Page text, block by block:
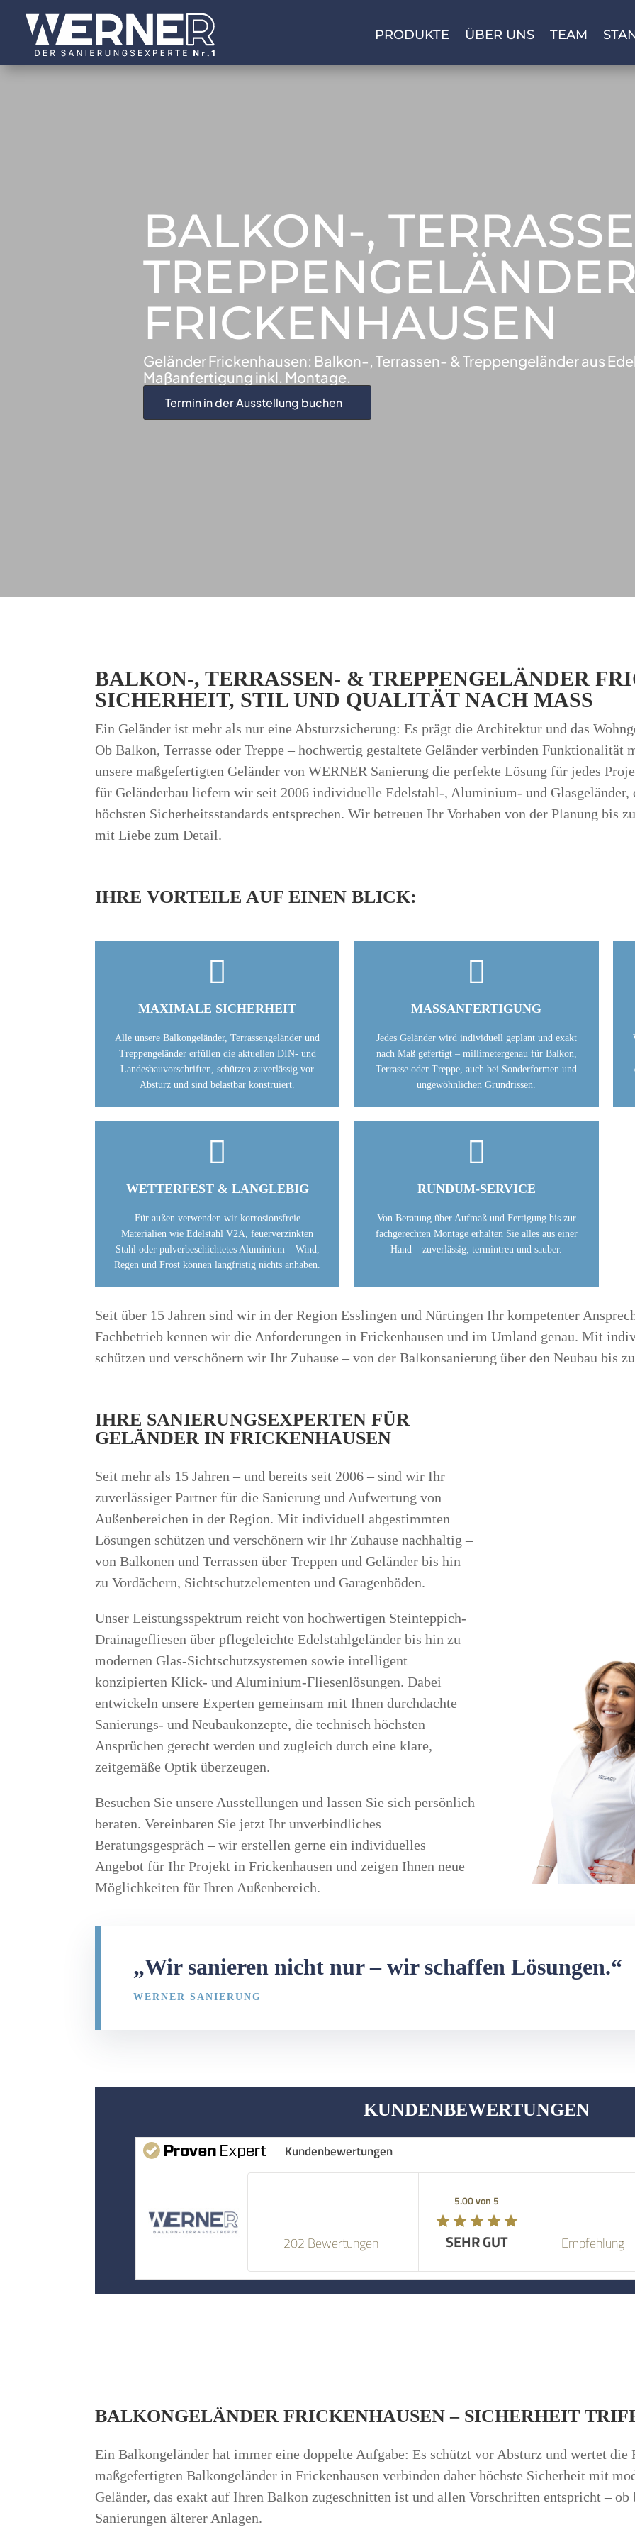
PRODUKTE ÜBER UNS TEAM
BALKON-,
FRICKENHAUSEN
Geländer Frickenhausen: Balkon-, Terrassen- & Treppengeländer aus
Maßanfertigung inkl. Montage.
Termin in der Ausstellung buchen
BALKON-, TERRASSEN- & TREPPENGELÄNDER
SICHERHEIT, STIL UND QUALITÄT NACH MASS
Ein Geländer ist mehr als nur eine Absturzsicherung: Es prägt die Architektur und das
Ob Balkon, Terrasse oder Treppe – hochwertig gestaltete Geländer verbinden
unsere maßgefertigten Geländer von WERNER Sanierung die perfekte Lösung für jedes
für Geländerbau liefern wir seit 2006 individuelle Edelstahl-, Aluminium- und Glasgeländer,
höchsten Sicherheitsstandards entsprechen. Wir betreuen Ihr Vorhaben von der Planung bis
mit Liebe zum Detail.
IHRE VORTEILE AUF EINEN BLICK:

MAXIMALE SICHERHEIT
Alle unsere Balkongeländer, Terrassengeländer und
Treppengeländer erfüllen die aktuellen DIN- und
Landesbauvorschriften, schützen zuverlässig vor
Absturz und sind belastbar konstruiert.

MASSANFERTIGUNG
Jedes Geländer wird individuell geplant und exakt
nach Maß gefertigt – millimetergenau für Balkon,
Terrasse oder Treppe, auch bei Sonderformen und
ungewöhnlichen Grundrissen.

WETTERFEST & LANGLEBIG
Für außen verwenden wir korrosionsfreie
Materialien wie Edelstahl V2A, feuerverzinkten
Stahl oder pulverbeschichtetes Aluminium – Wind,
Regen und Frost können langfristig nichts anhaben.

RUNDUM-SERVICE
Von Beratung über Aufmaß und Fertigung bis zur
fachgerechten Montage erhalten Sie alles aus einer
Hand – zuverlässig, termintreu und sauber.
Seit über 15 Jahren sind wir in der Region Esslingen und Nürtingen Ihr kompetenter
Fachbetrieb kennen wir die Anforderungen in Frickenhausen und im Umland genau. Mit
schützen und verschönern wir Ihr Zuhause – von der Balkonsanierung über den Neubau bis
IHRE SANIERUNGSEXPERTEN FÜR
GELÄNDER IN FRICKENHAUSEN
Seit mehr als 15 Jahren – und bereits seit 2006 – sind wir Ihr
zuverlässiger Partner für die Sanierung und Aufwertung von
Außenbereichen in der Region. Mit individuell abgestimmten
Lösungen schützen und verschönern wir Ihr Zuhause nachhaltig –
von Balkonen und Terrassen über Treppen und Geländer bis hin
zu Vordächern, Sichtschutzelementen und Garagenböden.
Unser Leistungsspektrum reicht von hochwertigen Steinteppich-
Drainagefliesen über pflegeleichte Edelstahlgeländer bis hin zu
modernen Glas-Sichtschutzsystemen sowie intelligent
konzipierten Klick- und Aluminium-Fliesenlösungen. Dabei
entwickeln unsere Experten gemeinsam mit Ihnen durchdachte
Sanierungs- und Neubaukonzepte, die technisch höchsten
Ansprüchen gerecht werden und zugleich durch eine klare,
zeitgemäße Optik überzeugen.
Besuchen Sie unsere Ausstellungen und lassen Sie sich persönlich
beraten. Vereinbaren Sie jetzt Ihr unverbindliches
Beratungsgespräch – wir erstellen gerne ein individuelles
Angebot für Ihr Projekt in Frickenhausen und zeigen Ihnen neue
Möglichkeiten für Ihren Außenbereich.
„Wir sanieren nicht nur – wir schaffen Lösungen.“
WERNER SANIERUNG
KUNDENBEWERTUNGEN
Kundenbewertungen
202 Bewertungen
5.00 von 5
SEHR GUT SEHR GUT
Empfehlung
BALKONGELÄNDER FRICKENHAUSEN – SICHERHEIT
Ein Balkongeländer hat immer eine doppelte Aufgabe: Es schützt vor Absturz und wertet die
maßgefertigten Balkongeländer in Frickenhausen verbinden daher höchste Sicherheit mit
Geländer, das exakt auf Ihren Balkon zugeschnitten ist und allen Vorschriften entspricht – ob
Sanierungen älterer Anlagen.